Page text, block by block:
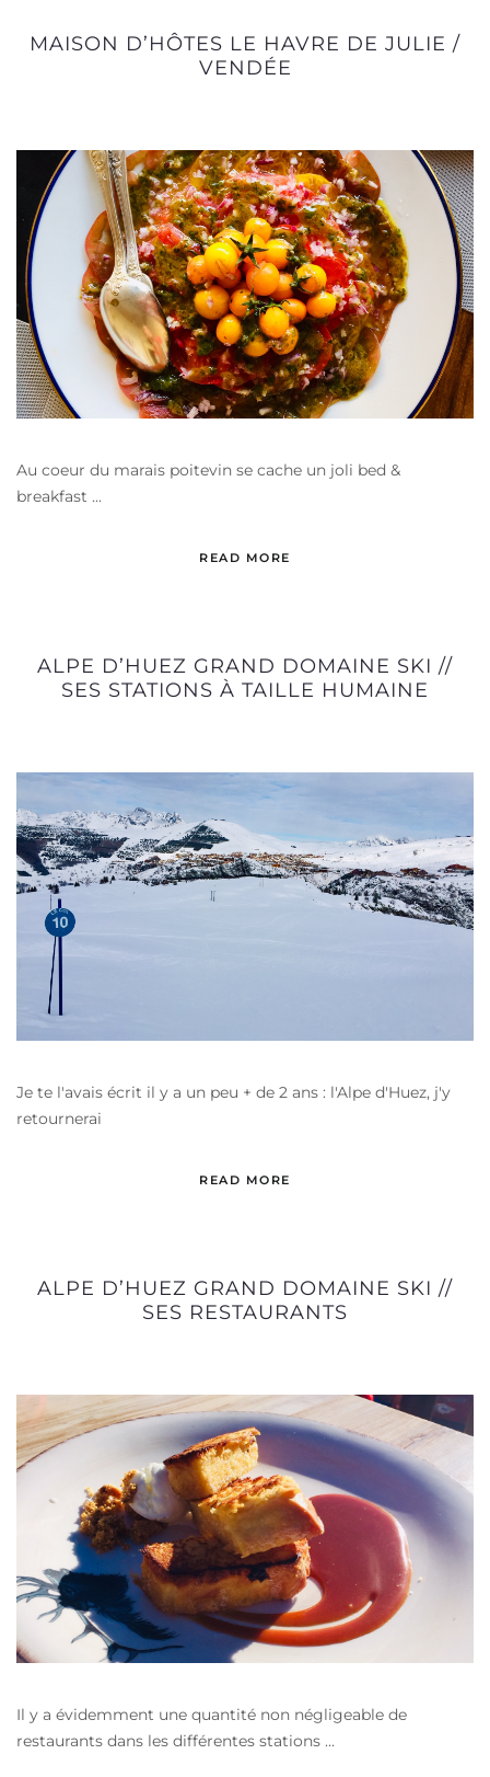
MAISON D’HÔTES LE HAVRE DE JULIE /
VENDÉE
Au coeur du marais poitevin se cache un joli bed &
breakfast ...
READ MORE
ALPE D’HUEZ GRAND DOMAINE SKI //
SES STATIONS À TAILLE HUMAINE
Je te l'avais écrit il y a un peu + de 2 ans : l'Alpe d'Huez, j'y
retournerai
READ MORE
ALPE D’HUEZ GRAND DOMAINE SKI //
SES RESTAURANTS
Il y a évidemment une quantité non négligeable de
restaurants dans les différentes stations ...